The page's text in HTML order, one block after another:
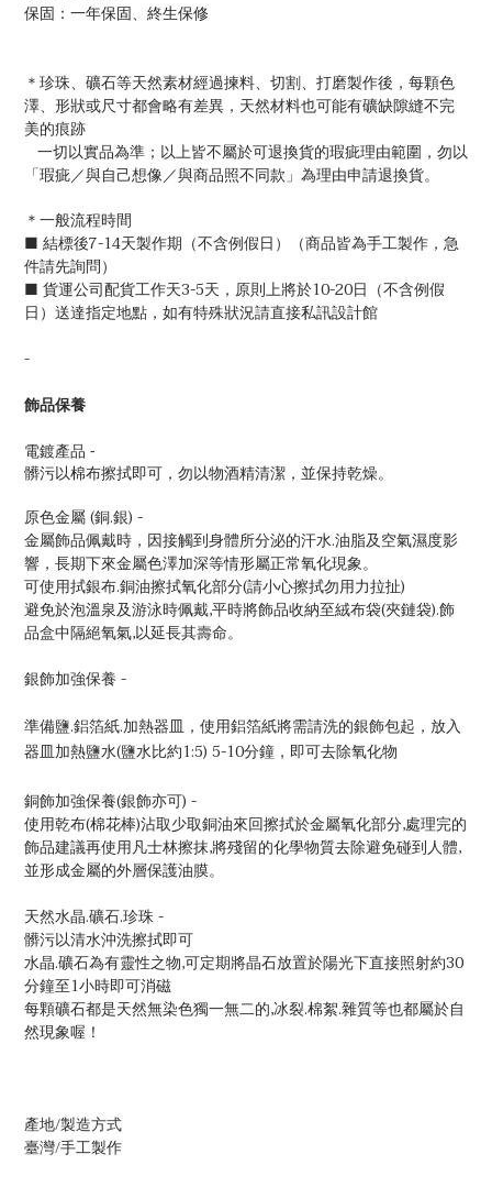
保固：一年保固、終生保修
＊珍珠、礦石等天然素材經過揀料、切割、打磨製作後，每顆色
澤、形狀或尺寸都會略有差異，天然材料也可能有礦缺隙縫不完
美的痕跡
一切以實品為準； 以上皆不屬於可退換貨的瑕疵理由範圍，勿以
「瑕疵／與自己想像／與商品照不同款」為理由申請退換貨。
＊一般流程時間
■ 結標後7-14天製作期（不含例假日）（商品皆為手工製作，急
件請先詢問）
■ 貨運公司配貨工作天3-5天，原則上將於10-20日（不含例假
日）送達指定地點，如有特殊狀況請直接私訊設計館
-
飾品保養
電鍍產品 -
髒污以棉布擦拭即可，勿以物酒精清潔，並保持乾燥。
原色金屬 (銅.銀) -
金屬飾品佩戴時，因接觸到身體所分泌的汗水.油脂及空氣濕度影
響，長期下來金屬色澤加深等情形屬正常氧化現象。
可使用拭銀布.銅油擦拭氧化部分(請小心擦拭勿用力拉扯)
避免於泡溫泉及游泳時佩戴,平時將飾品收納至絨布袋(夾鏈袋).飾
品盒中隔絕氧氣,以延長其壽命。
銀飾加強保養 -
準備鹽.鋁箔紙.加熱器皿，使用鋁箔紙將需請洗的銀飾包起，放入
器皿加熱鹽水(鹽水比約1:5) 5-10分鐘，即可去除氧化物
銅飾加強保養(銀飾亦可) -
使用乾布(棉花棒)沾取少取銅油來回擦拭於金屬氧化部分,處理完的
飾品建議再使用凡士林擦抹,將殘留的化學物質去除避免碰到人體,
並形成金屬的外層保護油膜。
天然水晶.礦石.珍珠 -
髒污以清水沖洗擦拭即可
水晶.礦石為有靈性之物,可定期將晶石放置於陽光下直接照射約30
分鐘至1小時即可消磁
每顆礦石都是天然無染色獨一無二的,冰裂.棉絮.雜質等也都屬於自
然現象喔！
產地/製造方式
臺灣/手工製作